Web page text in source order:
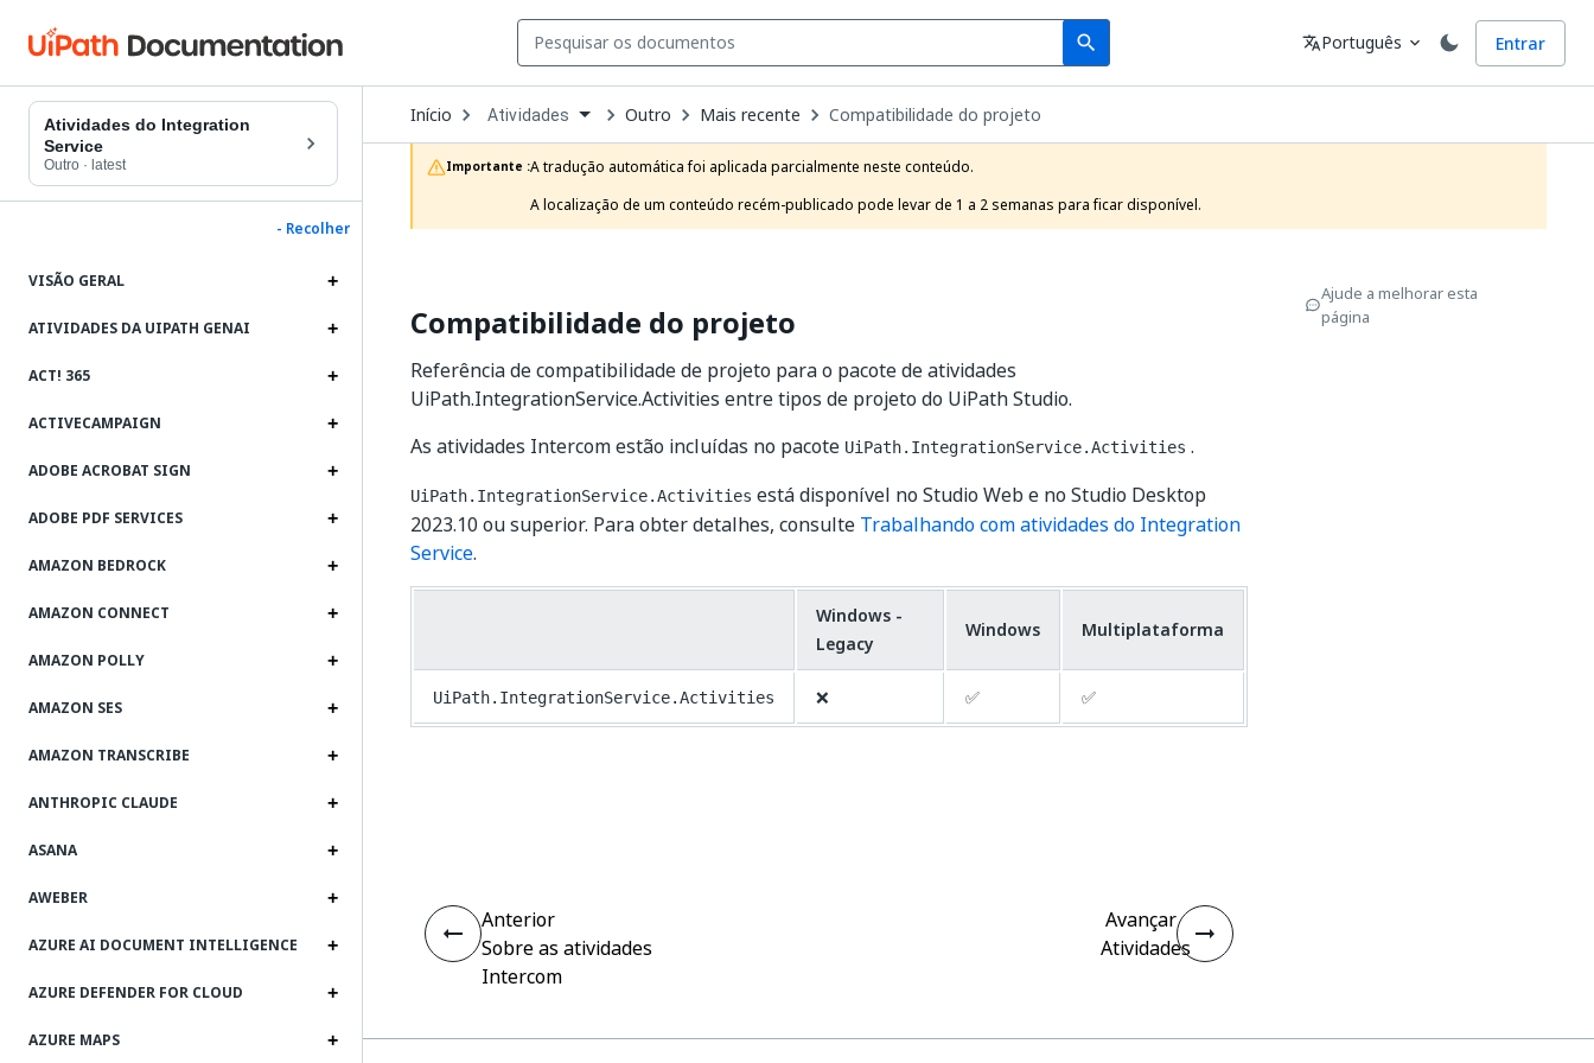
search
Search Idioma
translatePortuguês expand_more Entrar
Atividades do Integration
Service
Outro · latest
- Recolher
VISÃO GERAL
ATIVIDADES DA UIPATH GENAI
ACT! 365
ACTIVECAMPAIGN
ADOBE ACROBAT SIGN
ADOBE PDF SERVICES
AMAZON BEDROCK
AMAZON CONNECT
AMAZON POLLY
AMAZON SES
AMAZON TRANSCRIBE
ANTHROPIC CLAUDE
ASANA
AWEBER
AZURE AI DOCUMENT INTELLIGENCE
AZURE DEFENDER FOR CLOUD
AZURE MAPS
Início Open
Dropdown
to
choose
product
Atividades Outro Mais recente Compatibilidade do projeto
Importante :A tradução automática foi aplicada parcialmente neste conteúdo.
A localização de um conteúdo recém-publicado pode levar de 1 a 2 semanas para ficar disponível.
Compatibilidade do projeto
Referência de compatibilidade de projeto para o pacote de atividades
UiPath.IntegrationService.Activities entre tipos de projeto do UiPath Studio.
As atividades Intercom estão incluídas no pacote UiPath.IntegrationService.Activities .
UiPath.IntegrationService.Activities está disponível no Studio Web e no Studio Desktop
2023.10 ou superior. Para obter detalhes, consulte Trabalhando com atividades do Integration
Service.
Windows -
Legacy
Windows Multiplataforma
UiPath.IntegrationService.Activities ❌ ✅ ✅
Ajude a melhorar esta
página
Anterior
Sobre as atividades
Intercom
Avançar
Atividades